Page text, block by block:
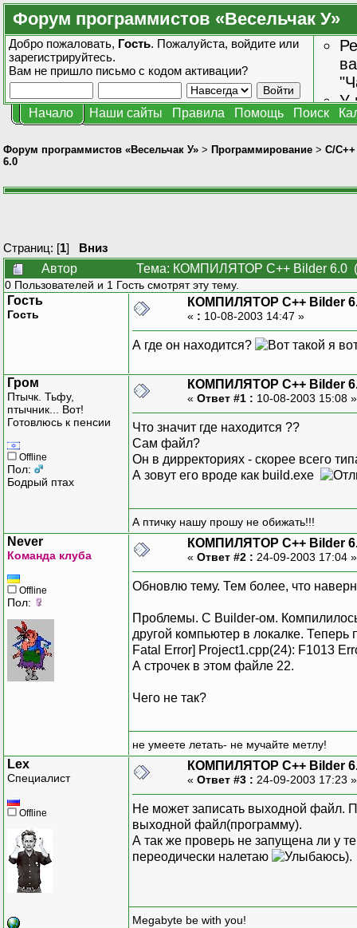
Форум программистов «Весельчак У»
Добро пожаловать, Гость. Пожалуйста, войдите или
зарегистрируйтесь.
Вам не пришло письмо с кодом активации?
У
Начало Наши сайты Правила Помощь Поиск
Форум программистов «Весельчак У» > Программирование > C/C++
6.0
Страниц: [1] Вниз
Автор
Тема: КОМПИЛЯТОР C++ Bilder 6.0
0 Пользователей и 1 Гость смотрят эту тему.
Гость
Гость
КОМПИЛЯТОР C++ Bilder
« : 10-08-2003 14:47 »
А где он находится?
Гром
Птычк. Тьфу,
птычник... Вот!
Готовлюсь к пенсии
Offline
Пол:
Бодрый птах
КОМПИЛЯТОР C++ Bilder
« Ответ #1 : 10-08-2003 15:08
Что значит где находится ??
Сам файл?
Он в дирректориях - скорее всего
А зовут его вроде как build.exe
А птичку нашу прошу не обижать!!!
Never
Команда клуба
Offline
Пол:
КОМПИЛЯТОР C++ Bilder
« Ответ #2 : 24-09-2003 17:04
Обновлю тему. Тем более, что
Проблемы. С Builder-ом.
другой компьютер в локалке.
Fatal Error] Project1.cpp(24): F1013
А строчек в этом файле 22.
Чего не так?
не умеете летать- не мучайте метлу!
Lex
Специалист
Offline
КОМПИЛЯТОР C++ Bilder
« Ответ #3 : 24-09-2003 17:23
Не может записать выходной файл.
выходной файл(программу).
А так же проверь не запущена ли у
переодически налетаю
).
Megabyte be with you!